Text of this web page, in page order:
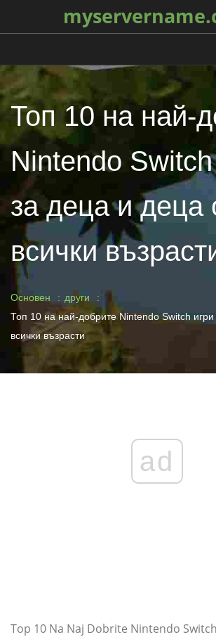
Топ 10 на най-
Nintendo Switch
за деца и деца
всички
Основен
други
Топ 10 на най-добрите Nintendo Switch
всички възрасти
ad
Top 10 Na Naj Dobrite Nintendo